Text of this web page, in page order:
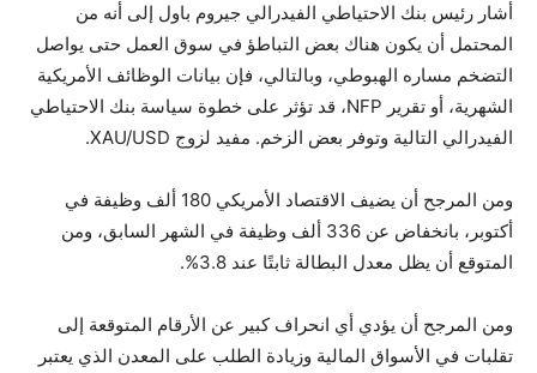
أشار رئيس بنك الاحتياطي الفيدرالي جيروم باول إلى أنه من
المحتمل أن يكون هناك بعض التباطؤ في سوق العمل حتى يواصل
التضخم مساره الهبوطي، وبالتالي، فإن بيانات الوظائف الأمريكية
الشهرية، أو تقرير NFP، قد تؤثر على خطوة سياسة بنك الاحتياطي
الفيدرالي التالية وتوفر بعض الزخم. مفيد لزوج XAU/USD.
ومن المرجح أن يضيف الاقتصاد الأمريكي 180 ألف وظيفة في
أكتوبر، بانخفاض عن 336 ألف وظيفة في الشهر السابق، ومن
المتوقع أن يظل معدل البطالة ثابتًا عند 3.8%.
ومن المرجح أن يؤدي أي انحراف كبير عن الأرقام المتوقعة إلى
تقلبات في الأسواق المالية وزيادة الطلب على المعدن الذي يعتبر